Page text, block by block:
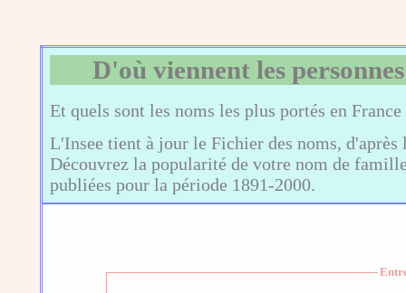
D'où viennent les
Et quels sont les noms les plus portés en
L'Insee tient à jour le Fichier des noms,
Découvrez la popularité de votre nom de
publiées pour la période 1891-2000.